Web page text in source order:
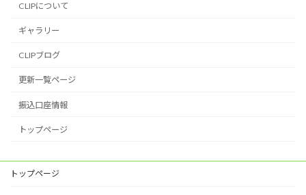
CLIPについて
ギャラリー
CLIPブログ
更新一覧ページ
振込口座情報
トップページ
トップページ